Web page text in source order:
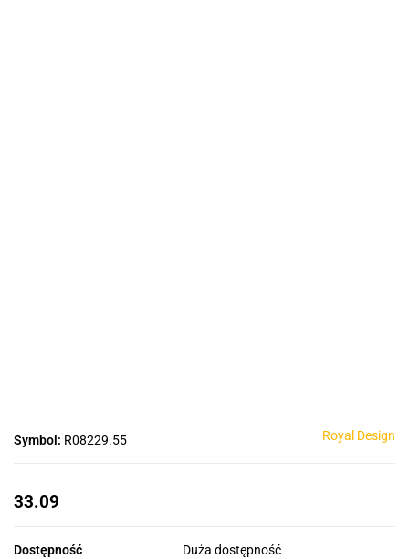
Symbol: R08229.55 Royal Design
33.09
Dostępność
Duża dostępność